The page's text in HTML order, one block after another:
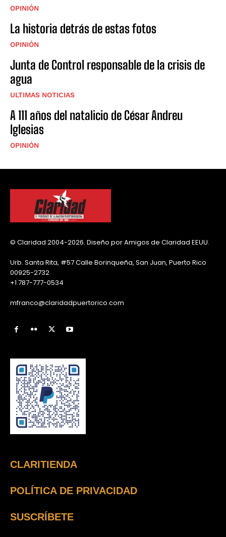
OPINIÓN
La historia detrás de estas fotos
OPINIÓN
Junta de Control responsable de la crisis de
agua
ULTIMAS NOTICIAS
A 111 años del natalicio de César Andreu
Iglesias
OPINIÓN
© Claridad 2004-2026. Diseño por Amigos de Claridad EEUU.
Urb. Santa Rita, #57 Calle Borinqueña, San Juan, Puerto Rico
00925-2732
+1 787-777-0534
mfranco@claridadpuertorico.com
CLARITIENDA
POLÍTICA DE PRIVACIDAD
SUSCRÍBETE